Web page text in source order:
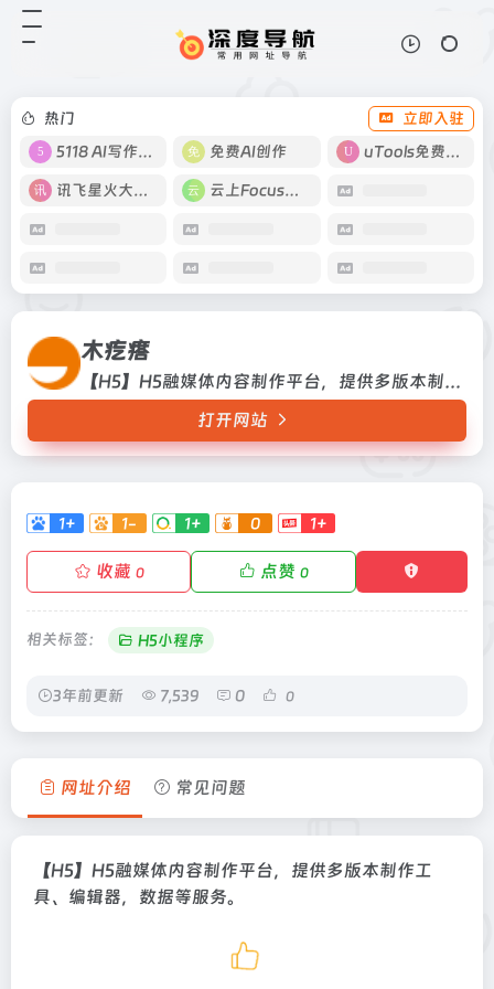
热门
立即入驻
5118 AI写作工具
免费AI创作 uTools免费工具箱
讯飞星火大模型 云上Focus接码
木疙瘩
【H5】H5融媒体内容制作平台，提供多版本制作工具、编辑器，数据等服务。
打开网站
1+ 1- 1+ 0 1+
收藏 0 点赞 0
相关标签： H5小程序
3年前更新 7,539 0 0
供多版本制作工具、编辑器，数据等
服务。
网址介绍 常见问题
【H5】H5融媒体内容制作平台，提供多版本制作工
具、编辑器，数据等服务。